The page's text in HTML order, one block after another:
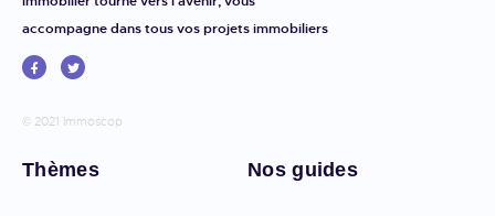
accompagne dans tous vos projets immobiliers
© 2021 Immoscop
Thèmes Nos guides